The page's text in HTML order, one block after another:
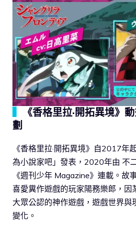
《香格里拉·開拓異境》
劃
《香格里拉·開拓異境》自2017年
為小說家吧」發表，2020年由 不
《週刊少年 Magazine》連載。故
喜愛糞作遊戲的玩家陽務樂郎，因
大眾公認的神作遊戲，遊戲世界與
變化。